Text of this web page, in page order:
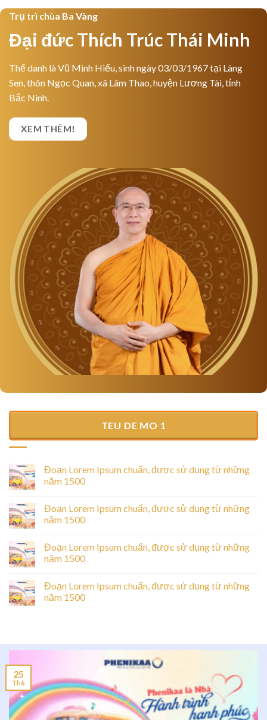
Trụ trì chùa Ba Vàng
Đại đức Thích Trúc Thái Minh
Thế danh là Vũ Minh Hiếu, sinh ngày 03/03/1967 tại Làng
Sen, thôn Ngọc Quan, xã Lâm Thao, huyện Lương Tài, tỉnh
Bắc Ninh.
XEM THÊM!
TEU DE MO 1
Đoạn Lorem Ipsum chuẩn, được sử dụng từ những
năm 1500
Đoạn Lorem Ipsum chuẩn, được sử dụng từ những
năm 1500
Đoạn Lorem Ipsum chuẩn, được sử dụng từ những
năm 1500
Đoạn Lorem Ipsum chuẩn, được sử dụng từ những
năm 1500
25
Th6